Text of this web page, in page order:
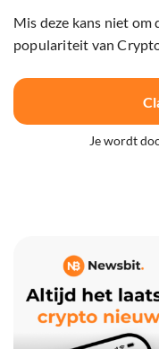
Mis deze kans niet
populariteit van
Je wordt